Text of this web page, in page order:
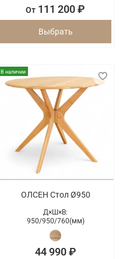
От 111 200 ₽
Выбрать
В наличии
ОЛСЕН Стол Ø950
Д×Ш×В:
950/950/760(мм)
44 990 ₽